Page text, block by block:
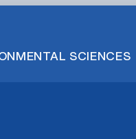
SCIENCES